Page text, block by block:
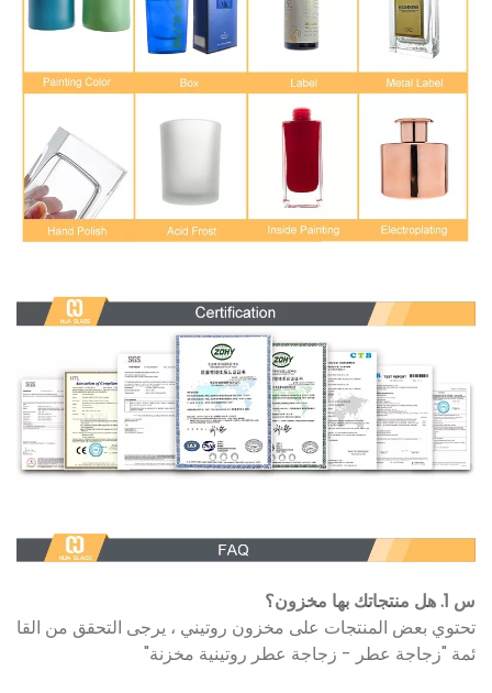
س 1. هل منتجاتك بها مخزون؟
تحتوي بعض المنتجات على مخزون روتيني ، يرجى التحقق من القا
ئمة "زجاجة عطر - زجاجة عطر روتينية مخزنة"